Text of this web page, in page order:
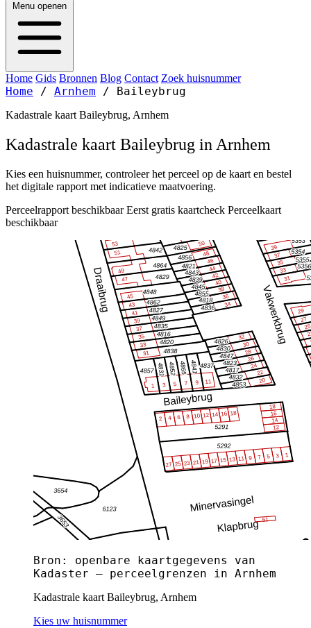
Menu openen
Home Gids Bronnen Blog Contact Zoek huisnummer
Home / Arnhem / Baileybrug
Kadastrale kaart Baileybrug, Arnhem
Kadastrale kaart Baileybrug in Arnhem
Kies een huisnummer, controleer het perceel op de kaart en bestel
het digitale rapport met indicatieve maatvoering.
Perceelrapport beschikbaar Eerst gratis kaartcheck Perceelkaart
beschikbaar
Bron: openbare kaartgegevens van
Kadaster — perceelgrenzen in Arnhem
Kadastrale kaart Baileybrug, Arnhem
Kies uw huisnummer